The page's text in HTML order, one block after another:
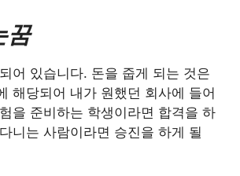
꿈
어 있습니다. 돈을 줍게 되는 것은
해당되어 내가 원했던 회사에 들어
을 준비하는 학생이라면 합격을 하
니는 사람이라면 승진을 하게 될